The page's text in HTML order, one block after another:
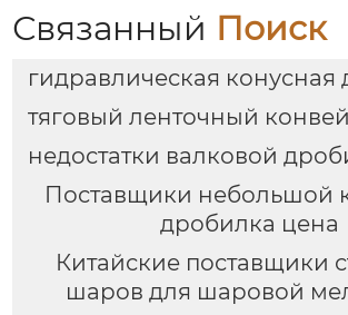
Связанный Поиск
гидравлическая конусная
тяговый ленточный
недостатки валковой
Поставщики небольшой
дробилка цена
Китайские поставщики
шаров для шаровой